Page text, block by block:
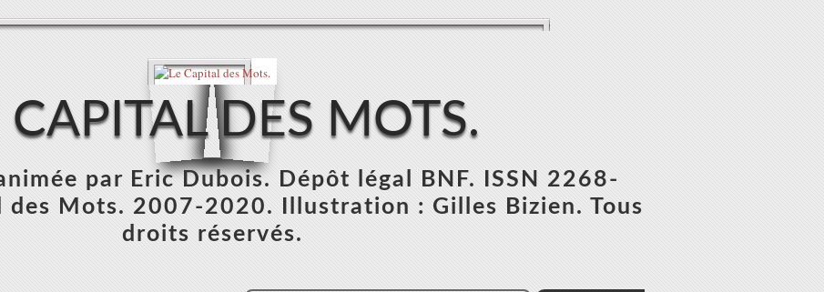
CAPITAL DES MOTS.
par Eric Dubois. Dépôt légal BNF. ISSN 2268-
Mots. 2007-2020. Illustration : Gilles Bizien. Tous
droits réservés.